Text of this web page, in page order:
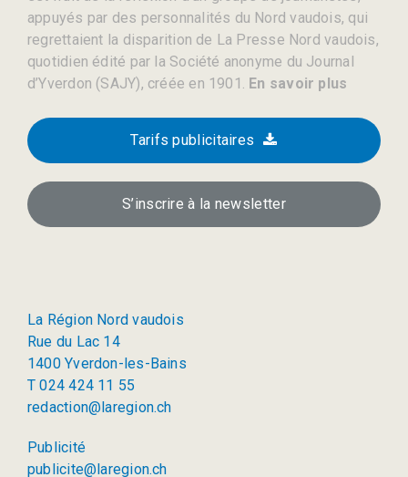
appuyés par des personnalités du Nord vaudois, qui
regrettaient la disparition de La Presse Nord vaudois,
quotidien édité par la Société anonyme du Journal
d’Yverdon (SAJY), créée en 1901. En savoir plus
Tarifs publicitaires
S’inscrire à la newsletter
La Région Nord vaudois
Rue du Lac 14
1400 Yverdon-les-Bains
T 024 424 11 55
redaction@laregion.ch
Publicité
publicite@laregion.ch